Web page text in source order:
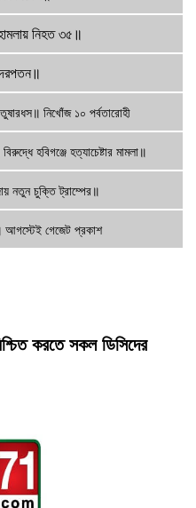
নিহত ৩৫॥
দরপতন॥
নিখোঁজ ১০ পর্বতারোহী
হবিগঞ্জে হত্যাচেষ্টার মামলা॥
নতুন চুক্তি ট্রাম্পের॥
আগস্টেই গেজেট প্রকাশ
করতে সকল ডিসিদের